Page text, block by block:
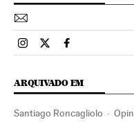
Esportes El País Brasil
Esportes El País
Esportes El
ARQUIVADO EM
Santiago Roncagliolo